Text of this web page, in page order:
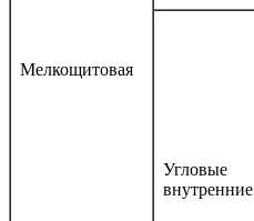
Мелкощитовая
Угловые
внутренние